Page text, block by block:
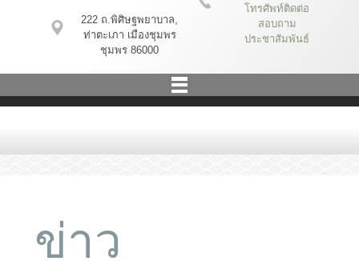
222 ถ.พิศิษฐพยาบาล,
ท่าตะเภา เมืองชุมพร
ชุมพร 86000
โทรศัพท์ติดต่อ
สอบถาม
ประชาสัมพันธ์
ข่าว